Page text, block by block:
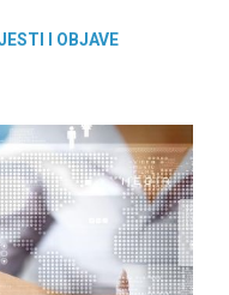
I OBJAVE